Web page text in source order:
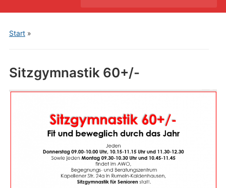
menu
Start»
Sitzgymnastik 60+/-